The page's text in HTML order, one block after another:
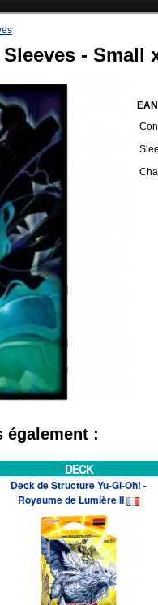
- Small
également :
DECK
Deck de Structure Yu-Gi-Oh! -
Royaume de Lumière II